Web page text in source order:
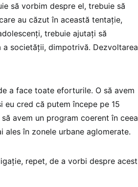
să vorbim despre el, trebuie să
au căzut în această tentație,
trebuie ajutați să
a societății, dimpotrivă. Dezvoltarea
a face toate eforturile. O să avem
cred că putem începe pe 15
avem un program coerent în ceea
în zonele urbane aglomerate.
repet, de a vorbi despre acest